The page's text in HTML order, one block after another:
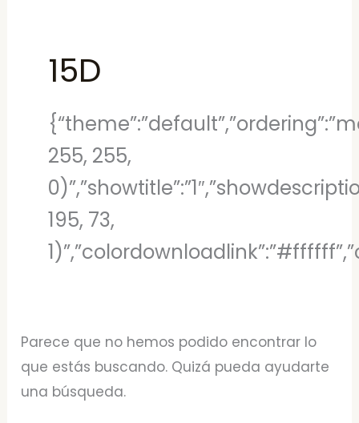
15D
255, 255,
195, 73,
Parece que no hemos podido encontrar lo
que estás buscando. Quizá pueda ayudarte
una búsqueda.